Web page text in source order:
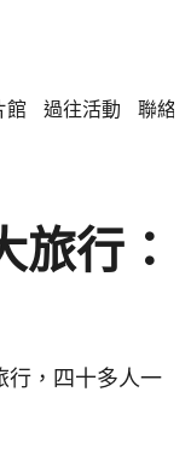
館 過往活動 聯絡
行：
行，四十多人一